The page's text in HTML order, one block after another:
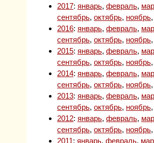
2017: январь, февраль,
сентябрь, октябрь, ноябрь
2016: январь, февраль,
сентябрь, октябрь, ноябрь
2015: январь, февраль,
сентябрь, октябрь, ноябрь
2014: январь, февраль,
сентябрь, октябрь, ноябрь
2013: январь, февраль,
сентябрь, октябрь, ноябрь
2012: январь, февраль,
сентябрь, октябрь, ноябрь
2011: январь, февраль,